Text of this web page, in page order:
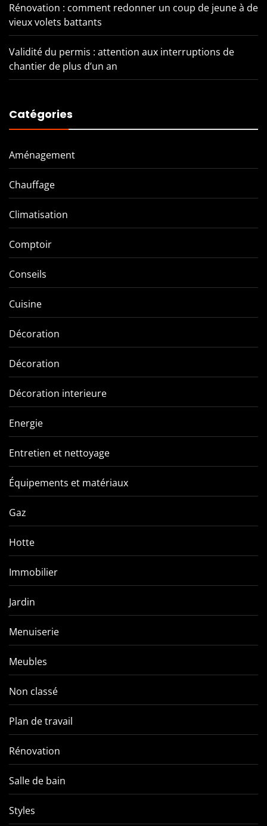
Rénovation : comment redonner un coup de jeune à de
vieux volets battants
Validité du permis : attention aux interruptions de
chantier de plus d’un an
Catégories
Aménagement
Chauffage
Climatisation
Comptoir
Conseils
Cuisine
Décoration
Décoration
Décoration interieure
Energie
Entretien et nettoyage
Équipements et matériaux
Gaz
Hotte
Immobilier
Jardin
Menuiserie
Meubles
Non classé
Plan de travail
Rénovation
Salle de bain
Styles